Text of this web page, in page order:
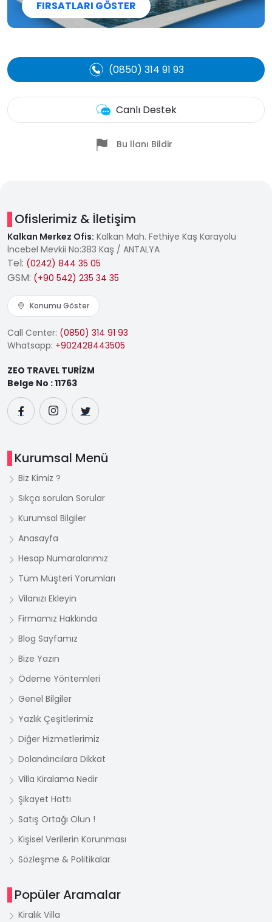
FIRSATLARI GÖSTER
(0850) 314 91 93
Canlı Destek
Bu İlanı Bildir
Ofislerimiz & İletişim
Kalkan Merkez Ofis: Kalkan Mah. Fethiye Kaş Karayolu
İncebel Mevkii No:383 Kaş / ANTALYA
Tel: (0242) 844 35 05
GSM: (+90 542) 235 34 35
Konumu Göster
Call Center: (0850) 314 91 93
Whatsapp: +902428443505
ZEO TRAVEL TURİZM
Belge No : 11763
Kurumsal Menü
Biz Kimiz ?
Sıkça sorulan Sorular
Kurumsal Bilgiler
Anasayfa
Hesap Numaralarımız
Tüm Müşteri Yorumları
Vilanızı Ekleyin
Firmamız Hakkında
Blog Sayfamız
Bize Yazın
Ödeme Yöntemleri
Genel Bilgiler
Yazlık Çeşitlerimiz
Diğer Hizmetlerimiz
Dolandırıcılara Dikkat
Villa Kiralama Nedir
Şikayet Hattı
Satış Ortağı Olun !
Kişisel Verilerin Korunması
Sözleşme & Politikalar
Popüler Aramalar
Kiralık Villa